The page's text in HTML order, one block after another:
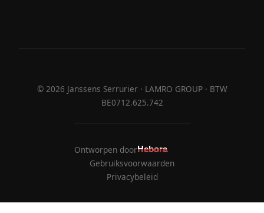
© 2026 Janssens Serrurier · LAMRO GROUP · BTW
BE0712.625.742
Ontworpen doorHebora
Hebora
Gebruiksvoorwaarden
Privacybeleid